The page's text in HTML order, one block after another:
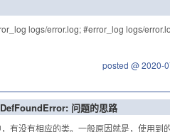
logs/error.log; #error_log logs/
posted @ 2020-
问题的思路
有没有相应的类。一般原因就是，使用到